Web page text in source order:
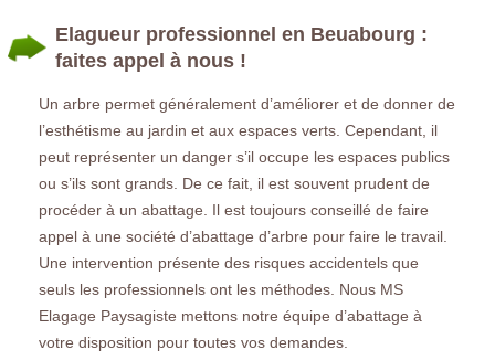
Elagueur professionnel en Beuabourg :
faites appel à nous !
Un arbre permet généralement d’améliorer et de donner de
l’esthétisme au jardin et aux espaces verts. Cependant, il
peut représenter un danger s’il occupe les espaces publics
ou s’ils sont grands. De ce fait, il est souvent prudent de
procéder à un abattage. Il est toujours conseillé de faire
appel à une société d’abattage d’arbre pour faire le travail.
Une intervention présente des risques accidentels que
seuls les professionnels ont les méthodes. Nous MS
Elagage Paysagiste mettons notre équipe d’abattage à
votre disposition pour toutes vos demandes.